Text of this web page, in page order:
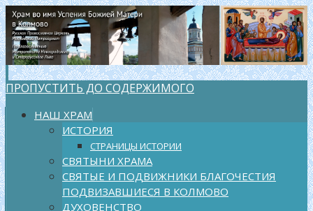
ПРОПУСТИТЬ ДО СОДЕРЖИМОГО
НАШ ХРАМ
ИСТОРИЯ
СТРАНИЦЫ ИСТОРИИ
СВЯТЫНИ ХРАМА
СВЯТЫЕ И ПОДВИЖНИКИ БЛАГОЧЕСТИЯ
ПОДВИЗАВШИЕСЯ В КОЛМОВО
ДУХОВЕНСТВО